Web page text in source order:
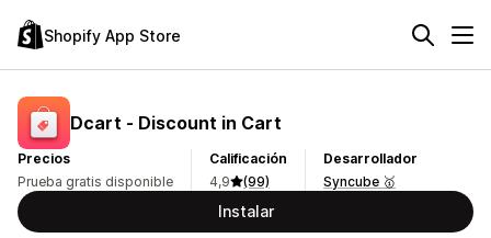
Shopify App Store
Dcart ‑ Discount in Cart
Precios
Prueba gratis disponible
Calificación
4,9
(99)
Desarrollador
Syncube 🥇
Instalar